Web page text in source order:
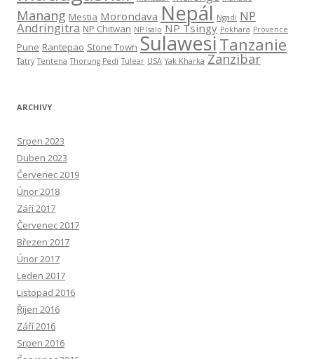
Manang Mestia Morondava Nepál Ngadi NP
Andringitra NP Chitwan NP Isalo NP Tsingy Pokhara Provence
Pune Rantepao Stone Town Sulawesi Tanzanie
Tatry Tentena Thorung Pedi Tulear USA Yak Kharka Zanzibar
ARCHIVY
Srpen 2023
Duben 2023
Červenec 2019
Únor 2018
Září 2017
Červenec 2017
Březen 2017
Únor 2017
Leden 2017
Listopad 2016
Říjen 2016
Září 2016
Srpen 2016